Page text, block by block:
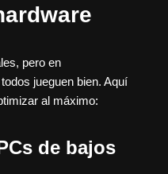
pero en
jueguen bien. Aquí
al máximo:
de bajos